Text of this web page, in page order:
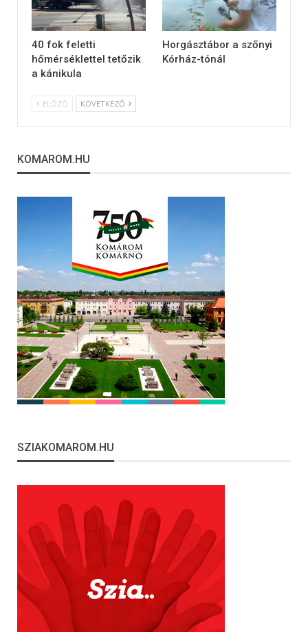
40 fok feletti
hőmérséklettel tetőzik
a kánikula
Horgásztábor a szőnyi
Kórház-tónál
ELŐZŐ KÖVETKEZŐ
KOMAROM.HU
SZIAKOMAROM.HU